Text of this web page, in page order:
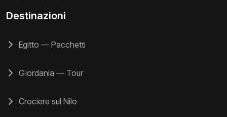
Destinazioni
Egitto — Pacchetti
Giordania — Tour
Crociere sul Nilo